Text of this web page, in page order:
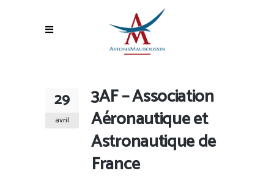
29
avril
3AF – Association
Aéronautique et
Astronautique de
France